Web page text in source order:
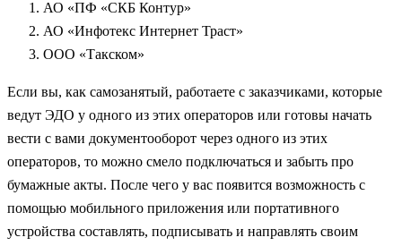
АО «ПФ «СКБ Контур»
АО «Инфотекс Интернет Траст»
ООО «Такском»
Если вы, как самозанятый, работаете с заказчиками, которые
ведут ЭДО у одного из этих операторов или готовы начать
вести с вами документооборот через одного из этих
операторов, то можно смело подключаться и забыть про
бумажные акты. После чего у вас появится возможность с
помощью мобильного приложения или портативного
устройства составлять, подписывать и направлять своим